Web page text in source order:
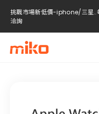
洽詢
挑戰市場新低價-iphone/三星..
洽詢
挑戰市場新低價-iphone/三星..